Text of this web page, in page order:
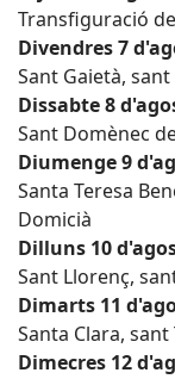
Transfiguració
Divendres 7
Sant Gaietà,
Dissabte 8
Sant Domènec
Diumenge 9
Santa Teresa
Domicià
Dilluns 10
Sant Llorenç,
Dimarts 11
Santa Clara,
Dimecres 12